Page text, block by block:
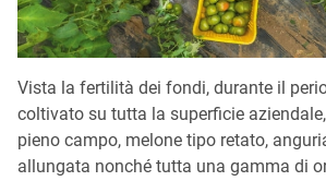
Vista la fertilità dei fondi, durante il
coltivato su tutta la superficie
pieno campo, melone tipo retato,
allungata nonché tutta una gamma di